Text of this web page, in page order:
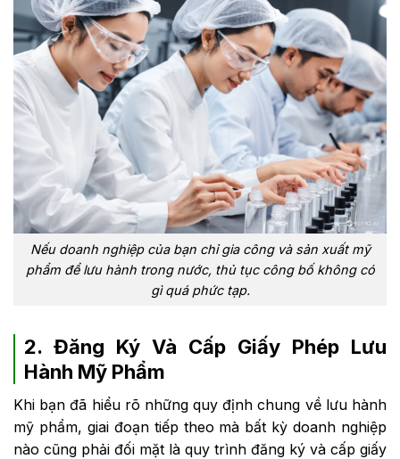
Nếu doanh nghiệp của bạn chỉ gia công và sản xuất mỹ
phẩm để lưu hành trong nước, thủ tục công bố không có
gì quá phức tạp.
2. Đăng Ký Và Cấp Giấy Phép Lưu
Hành Mỹ Phẩm
Khi bạn đã hiểu rõ những quy định chung về lưu hành
mỹ phẩm, giai đoạn tiếp theo mà bất kỳ doanh nghiệp
nào cũng phải đối mặt là quy trình đăng ký và cấp giấy